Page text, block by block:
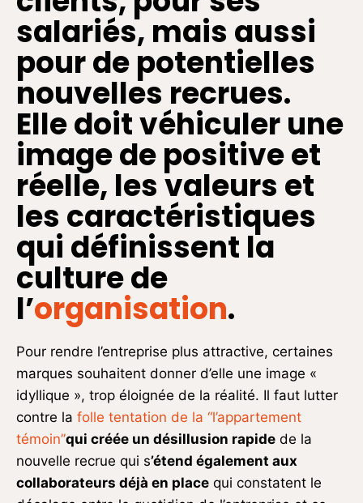
salariés, mais aussi
pour de potentielles
nouvelles recrues.
Elle doitvéhiculerune
image de positive et
réelle, les valeurs et
les caractéristiques
qui définissent la
culture de
l’organisation.
Pour rendre l’entreprise plus attractive, certaines
marques souhaitent donner d’elle une image «
idyllique », trop éloignée de la réalité. Il faut lutter
contre la folle tentation de la “l’appartement
témoin”qui créée un désillusion rapide de la
nouvelle recrue qui s’étend également aux
collaborateurs déjà en place qui constatent le